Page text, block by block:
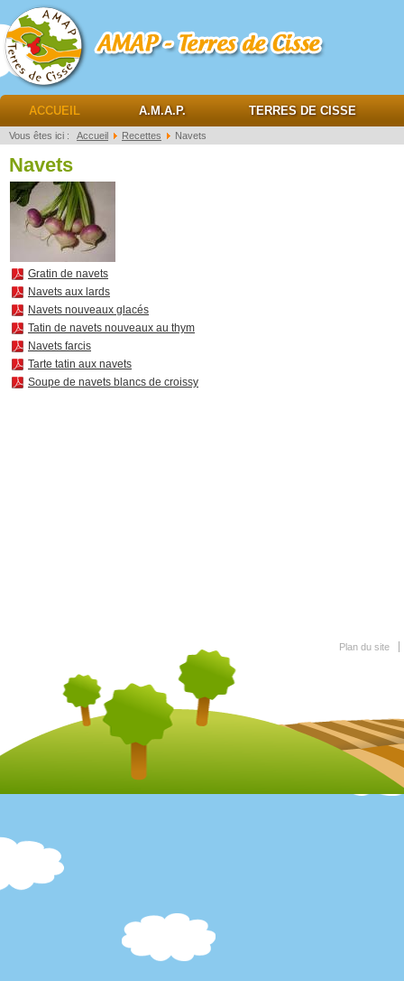
AMAP Terres de cisse
ACCUEIL A.M.A.P. TERRES DE CISSE
Vous êtes ici : Accueil Recettes Navets
Navets
Gratin de navets
Navets aux lards
Navets nouveaux glacés
Tatin de navets nouveaux au thym
Navets farcis
Tarte tatin aux navets
Soupe de navets blancs de croissy
Plan du site